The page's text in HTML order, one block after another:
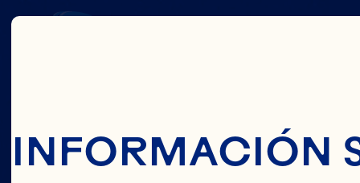
INFORMACIÓN